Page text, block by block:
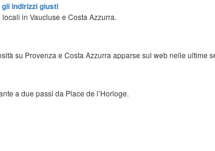
indirizzi giusti
in Vaucluse e Costa Azzurra.
su Provenza e Costa Azzurra apparse sul web nelle ultime
a due passi da Place de l’Horloge.